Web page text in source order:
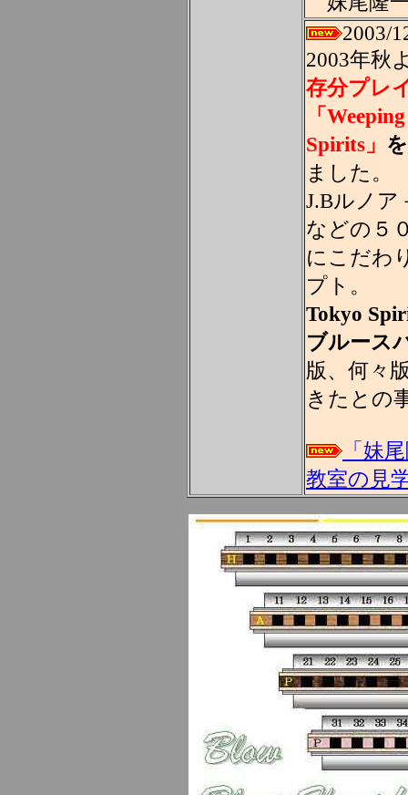
2003/
2003年秋
存分プレ
「
Spirits」
ました。
J.Bルノア
などの５
にこだわ
プト。
Tokyo
ブルース
版、何々
きたとの
「妹
教室の見